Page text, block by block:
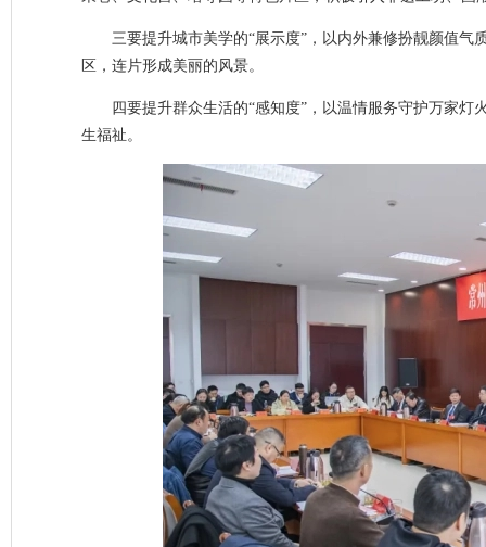
三要提升城市美学的“展示度”，以内外兼修扮靓颜值气
区，连片形成美丽的风景。
四要提升群众生活的“感知度”，以温情服务守护万家
生福祉。